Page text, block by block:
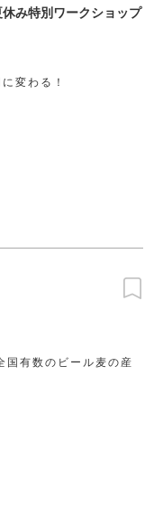
み特別ワークショップ
変わる！
国有数のビール麦の産